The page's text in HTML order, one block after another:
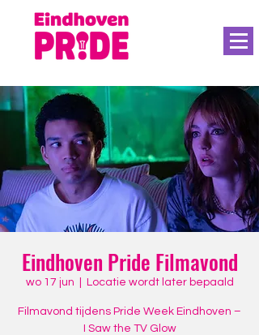
Eindhoven Pride Filmavond
wo 17 jun Locatie wordt later bepaald
Filmavond tijdens Pride Week Eindhoven –
I Saw the TV Glow